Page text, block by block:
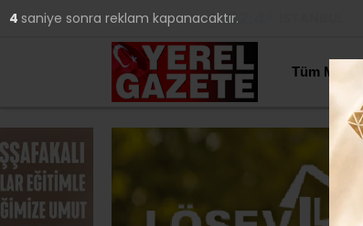
YAZARLAR 32.4
Tüm
3 saniye sonra reklam kapanacaktır.